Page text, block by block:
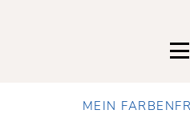
MEIN